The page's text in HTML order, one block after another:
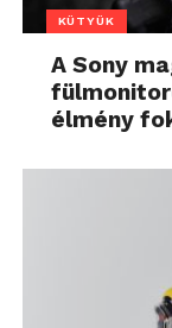
KÜTYÜK
A Sony
élmény